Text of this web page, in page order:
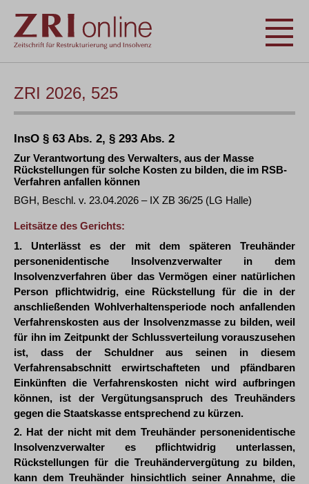
ZRI 2026, 525
InsO § 63 Abs. 2, § 293 Abs. 2
Zur Verantwortung des Verwalters, aus der Masse
Rückstellungen für solche Kosten zu bilden, die im RSB-
Verfahren anfallen können
BGH, Beschl. v. 23.04.2026 – IX ZB 36/25 (LG Halle)
Leitsätze des Gerichts:
1. Unterlässt es der mit dem späteren Treuhänder
personenidentische Insolvenzverwalter in dem
Insolvenzverfahren über das Vermögen einer natürlichen
Person pflichtwidrig, eine Rückstellung für die in der
anschließenden Wohlverhaltensperiode noch anfallenden
Verfahrenskosten aus der Insolvenzmasse zu bilden, weil
für ihn im Zeitpunkt der Schlussverteilung vorauszusehen
ist, dass der Schuldner aus seinen in diesem
Verfahrensabschnitt erwirtschafteten und pfändbaren
Einkünften die Verfahrenskosten nicht wird aufbringen
können, ist der Vergütungsanspruch des Treuhänders
gegen die Staatskasse entsprechend zu kürzen.
2. Hat der nicht mit dem Treuhänder personenidentische
Insolvenzverwalter es pflichtwidrig unterlassen,
Rückstellungen für die Treuhändervergütung zu bilden,
kann dem Treuhänder hinsichtlich seiner Annahme, die